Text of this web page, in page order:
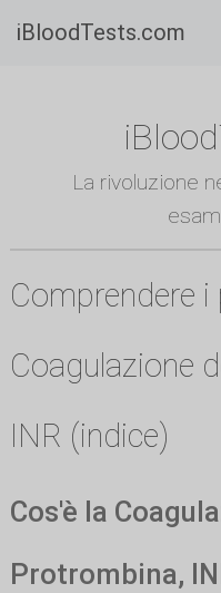
iBloodTests.com
La rivoluzione
Comprendere
Coagulazione
INR (indice)
Cos'è la
Protrombina,